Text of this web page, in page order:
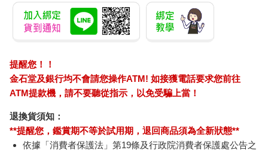
提醒您！！
金石堂及銀行均不會請您操作ATM! 如接獲電話要求您前往
ATM提款機，請不要聽從指示，以免受騙上當！
退換貨須知：
**提醒您，鑑賞期不等於試用期，退回商品須為全新狀態**
依據「消費者保護法」第19條及行政院消費者保護處公告之